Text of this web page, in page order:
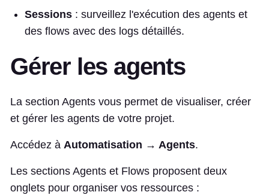
Sessions : surveillez l'exécution des agents et
des flows avec des logs détaillés.
Gérer les agents
La section Agents vous permet de visualiser, créer
et gérer les agents de votre projet.
Accédez à Automatisation → Agents.
Les sections Agents et Flows proposent deux
onglets pour organiser vos ressources :